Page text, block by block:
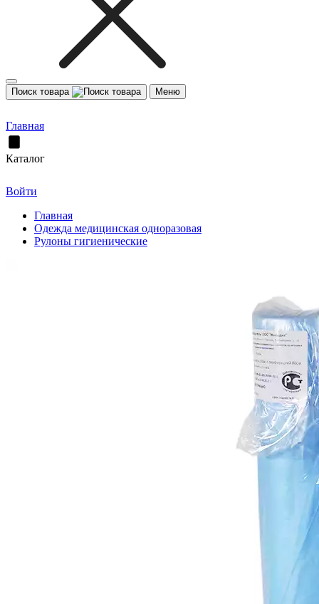
Поиск товара Меню
Главная
Каталог
Войти
Главная
Одежда медицинская одноразовая
Рулоны гигиенические